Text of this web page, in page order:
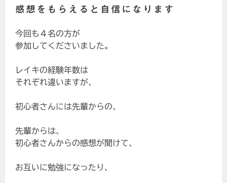
感想をもらえると自信になります
今回も４名の方が
参加してくださいました。
レイキの経験年数は
それぞれ違いますが、
初心者さんには先輩からの、
先輩からは、
初心者さんからの感想が聞けて、
お互いに勉強になったり、